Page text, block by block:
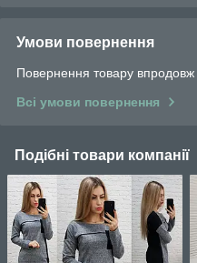
Умови повернення
Повернення товару впродовж
Всі умови повернення
Подібні товари компанії